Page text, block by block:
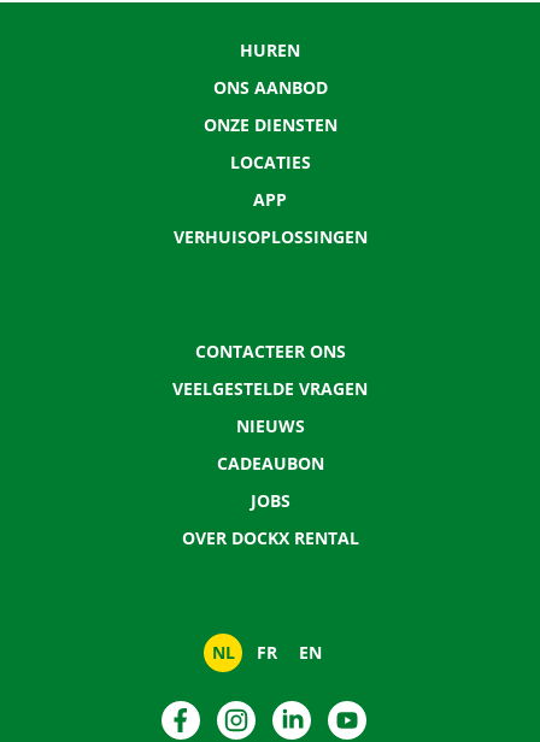
HUREN
ONS AANBOD
ONZE DIENSTEN
LOCATIES
APP
VERHUISOPLOSSINGEN
CONTACTEER ONS
VEELGESTELDE VRAGEN
NIEUWS
CADEAUBON
JOBS
OVER DOCKX RENTAL
NL FR EN
FacebookInstagramLinkedIn